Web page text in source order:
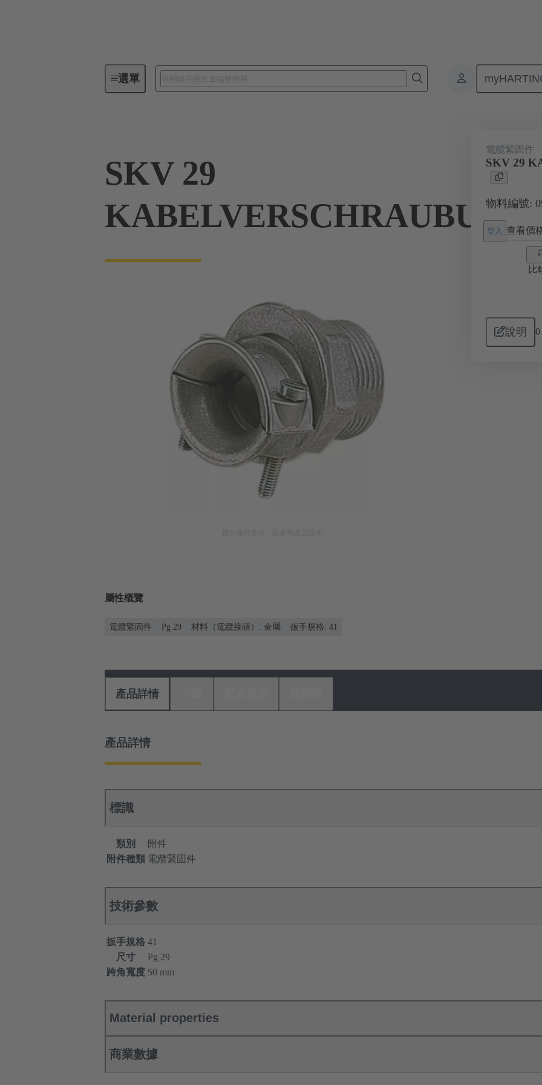
選單 電纜緊固件 09 00 000 5106
SKV 29
KABELVERSCHRAUBUNG
電纜緊固件
SKV 29
物料編號:
登入 查看價
比
說明 0
屬性概覽
電纜緊固件 Pg 29 材料（電纜接頭）: 金屬 扳手規格: 41
產品詳情
產品詳情
標識
類別
附件
附件種類 電纜緊固件
技術參數
扳手規格 41
尺寸
Pg 29
跨角寬度 50 mm
Material properties
商業數據